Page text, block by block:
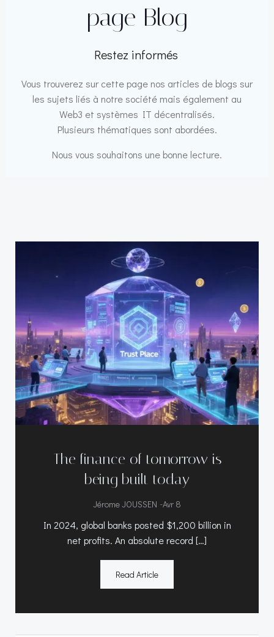
page Blog
Restez informés
Vous trouverez sur cette page nos articles de blogs sur
les sujets liés à notre société mais également au
Web3 et systèmes IT décentralisés.
Plusieurs thématiques sont abordées.
Nous vous souhaitons une bonne lecture.
The finance of tomorrow is
being built today
Jérome JOUSSEN -Avr 8
In 2024, global banks posted $1,200 billion in
net profits. An absolute record […]
Read Article